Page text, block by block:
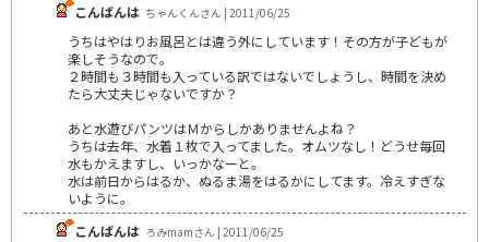
こんばんは ちゃんくんさん | 2011/06/25
うちはやはりお風呂とは違う外にしています！その方が子どもが
楽しそうなので。
２時間も３時間も入っている訳ではないでしょうし、時間を決め
たら大丈夫じゃないですか？
あと水遊びパンツはＭからしかありませんよね？
うちは去年、水着１枚で入ってました。オムツなし！どうせ毎回
水もかえますし、いっかなーと。
水は前日からはるか、ぬるま湯をはるかにしてます。冷えすぎな
いように。
こんばんは ろみmamさん | 2011/06/25